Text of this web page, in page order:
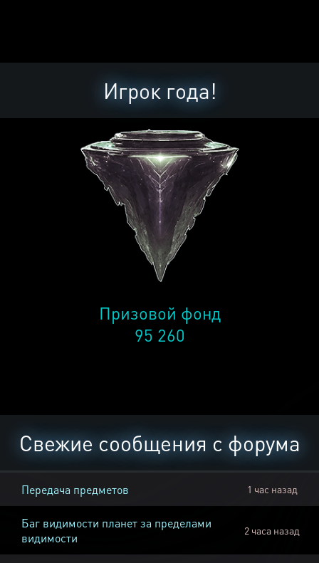
Игрок года!
Призовой фонд
95 260
Свежие сообщения с форума
Передача предметов 1 час назад
Баг видимости планет за пределами
видимости
2 часа назад